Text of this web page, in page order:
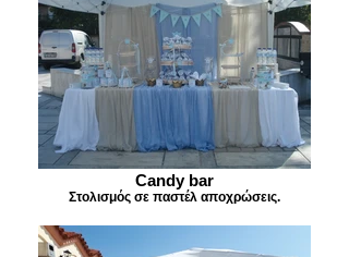
Candy bar
Στολισμός σε παστέλ αποχρώσεις.